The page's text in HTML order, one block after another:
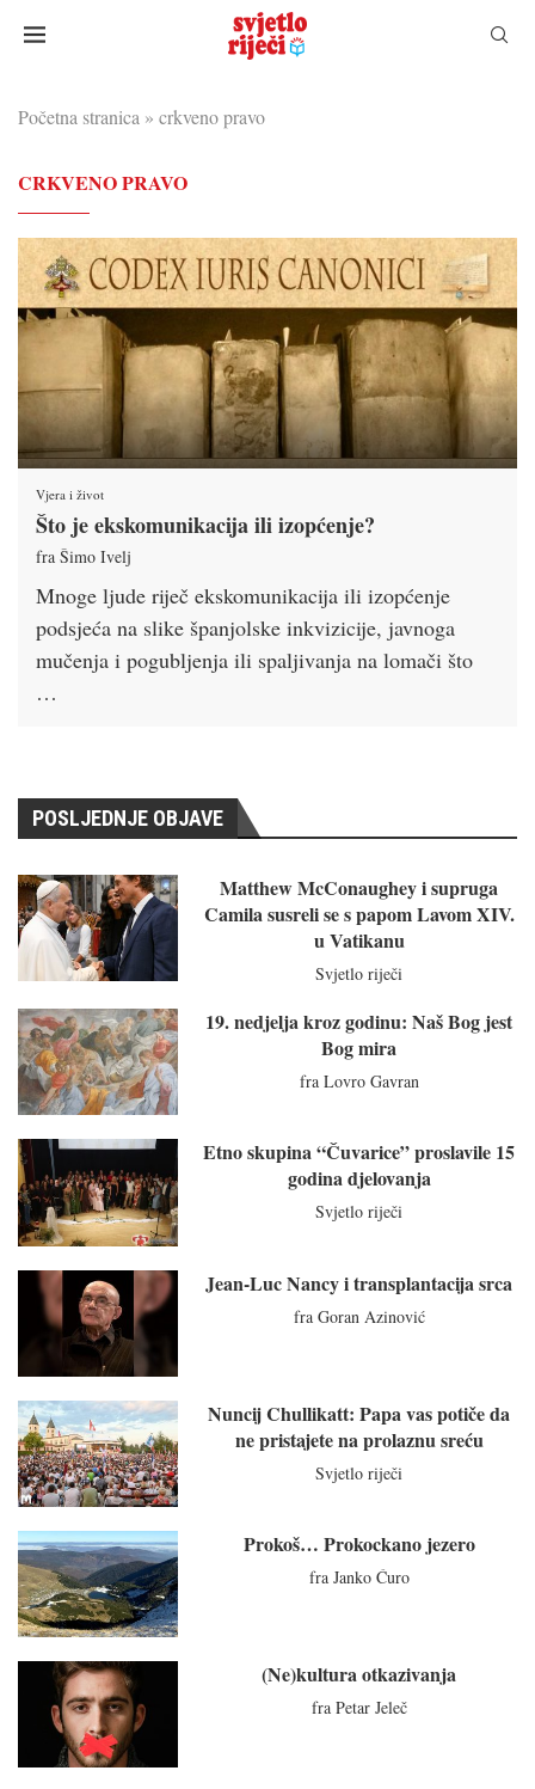
Početna stranica » crkveno pravo
CRKVENO PRAVO
Vjera i život
Što je ekskomunikacija ili izopćenje?
fra Šimo Ivelj
Mnoge ljude riječ ekskomunikacija ili izopćenje
podsjeća na slike španjolske inkvizicije, javnoga
mučenja i pogubljenja ili spaljivanja na lomači što
…
POSLJEDNJE OBJAVE
Matthew McConaughey i supruga
Camila susreli se s papom Lavom XIV.
u Vatikanu
Svjetlo riječi
19. nedjelja kroz godinu: Naš Bog jest
Bog mira
fra Lovro Gavran
Etno skupina “Čuvarice” proslavile 15
godina djelovanja
Svjetlo riječi
Jean-Luc Nancy i transplantacija srca
fra Goran Azinović
Nuncij Chullikatt: Papa vas potiče da
ne pristajete na prolaznu sreću
Svjetlo riječi
Prokoš… Prokockano jezero
fra Janko Ćuro
(Ne)kultura otkazivanja
fra Petar Jeleč